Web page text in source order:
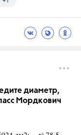
диаметр,
Мордкович